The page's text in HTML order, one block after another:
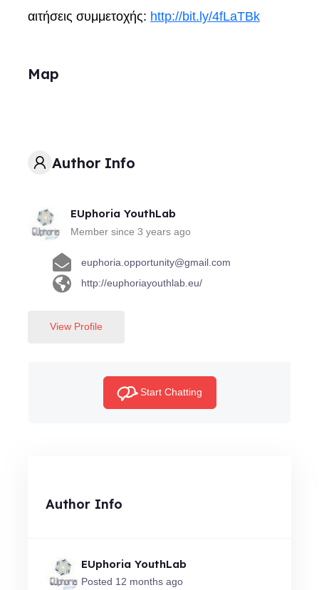
αιτήσεις συμμετοχής: http://bit.ly/4fLaTBk
Map
Author Info
EUphoria YouthLab
Member since 3 years ago
euphoria.opportunity@gmail.com
http://euphoriayouthlab.eu/
View Profile
Start Chatting
Author Info
EUphoria YouthLab
Posted 12 months ago